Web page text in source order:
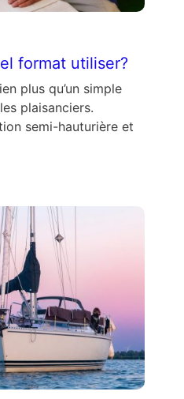
format utiliser?
plus qu’un simple
plaisanciers.
semi-hauturière et